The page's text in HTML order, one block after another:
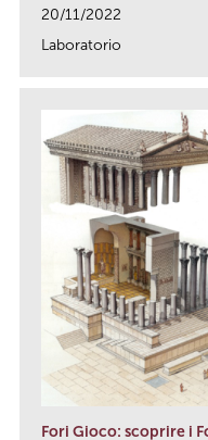
20/11/2022
Laboratorio
Fori Gioco: scoprire i